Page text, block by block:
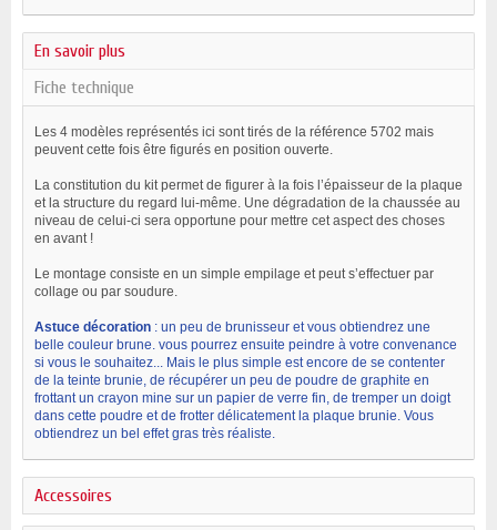
En savoir plus
Fiche technique
Les 4 modèles représentés ici sont tirés de la référence 5702 mais
peuvent cette fois être figurés en position ouverte.
La constitution du kit permet de figurer à la fois l’épaisseur de la plaque
et la structure du regard lui-même. Une dégradation de la chaussée au
niveau de celui-ci sera opportune pour mettre cet aspect des choses
en avant !
Le montage consiste en un simple empilage et peut s’effectuer par
collage ou par soudure.
Astuce décoration : un peu de brunisseur et vous obtiendrez une
belle couleur brune. vous pourrez ensuite peindre à votre convenance
si vous le souhaitez... Mais le plus simple est encore de se contenter
de la teinte brunie, de récupérer un peu de poudre de graphite en
frottant un crayon mine sur un papier de verre fin, de tremper un doigt
dans cette poudre et de frotter délicatement la plaque brunie. Vous
obtiendrez un bel effet gras très réaliste.
Accessoires